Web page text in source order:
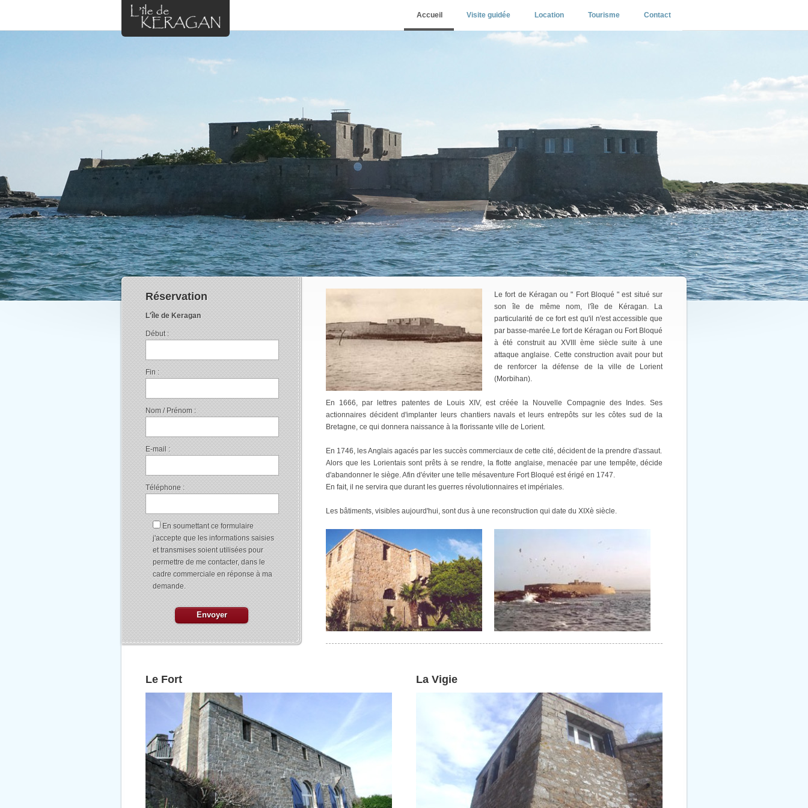
Accueil Visite guidée Location Tourisme Contact
Réservation
L'île de Keragan
Début :
Fin :
Nom / Prénom :
E-mail :
Téléphone :
En soumettant ce formulaire
j'accepte que les informations saisies
et transmises soient utilisées pour
permettre de me contacter, dans le
cadre commerciale en réponse à ma
demande.
Le fort de Kéragan ou " Fort Bloqué " est situé sur
son île de même nom, l'île de Kéragan. La
particularité de ce fort est qu'il n'est accessible que
par basse-marée.Le fort de Kéragan ou Fort Bloqué
à été construit au XVIII ème siècle suite à une
attaque anglaise. Cette construction avait pour but
de renforcer la défense de la ville de Lorient
(Morbihan).
En 1666, par lettres patentes de Louis XIV, est créée la Nouvelle Compagnie des Indes. Ses
actionnaires décident d'implanter leurs chantiers navals et leurs entrepôts sur les côtes sud de la
Bretagne, ce qui donnera naissance à la florissante ville de Lorient.
En 1746, les Anglais agacés par les succès commerciaux de cette cité, décident de la prendre d'assaut.
Alors que les Lorientais sont prêts à se rendre, la flotte anglaise, menacée par une tempête, décide
d'abandonner le siège. Afin d'éviter une telle mésaventure Fort Bloqué est érigé en 1747.
En fait, il ne servira que durant les guerres révolutionnaires et impériales.
Les bâtiments, visibles aujourd'hui, sont dus à une reconstruction qui date du XIXè siècle.
Le Fort La Vigie